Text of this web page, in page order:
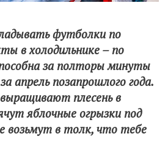
футболки по
в холодильнике – по
за полторы минуты
апрель позапрошлого года.
плесень в
яблочные огрызки под
возьмут в толк, что тебе